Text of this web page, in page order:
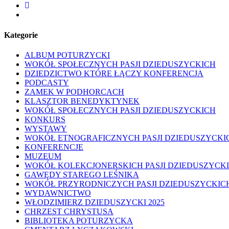
facebook
Kategorie
ALBUM POTURZYCKI
WOKÓŁ SPOŁECZNYCH PASJI DZIEDUSZYCKICH
DZIEDZICTWO KTÓRE ŁĄCZY KONFERENCJA
PODCASTY
ZAMEK W PODHORCACH
KLASZTOR BENEDYKTYNEK
WOKÓŁ SPOŁECZNYCH PASJI DZIEDUSZYCKICH
KONKURS
WYSTAWY
WOKÓŁ ETNOGRAFICZNYCH PASJI
KONFERENCJE
MUZEUM
WOKÓŁ KOLEKCJONERSKICH PASJI
GAWĘDY STAREGO LEŚNIKA
WOKÓŁ PRZYRODNICZYCH PASJI
WYDAWNICTWO
WŁODZIMIERZ DZIEDUSZYCKI 2025
CHRZEST CHRYSTUSA
BIBLIOTEKA POTURZYCKA